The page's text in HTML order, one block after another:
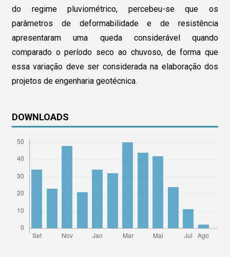
do regime pluviométrico, percebeu-se que os
parâmetros de deformabilidade e de resistência
apresentaram uma queda considerável quando
comparado o período seco ao chuvoso, de forma que
essa variação deve ser considerada na elaboração dos
projetos de engenharia geotécnica.
DOWNLOADS